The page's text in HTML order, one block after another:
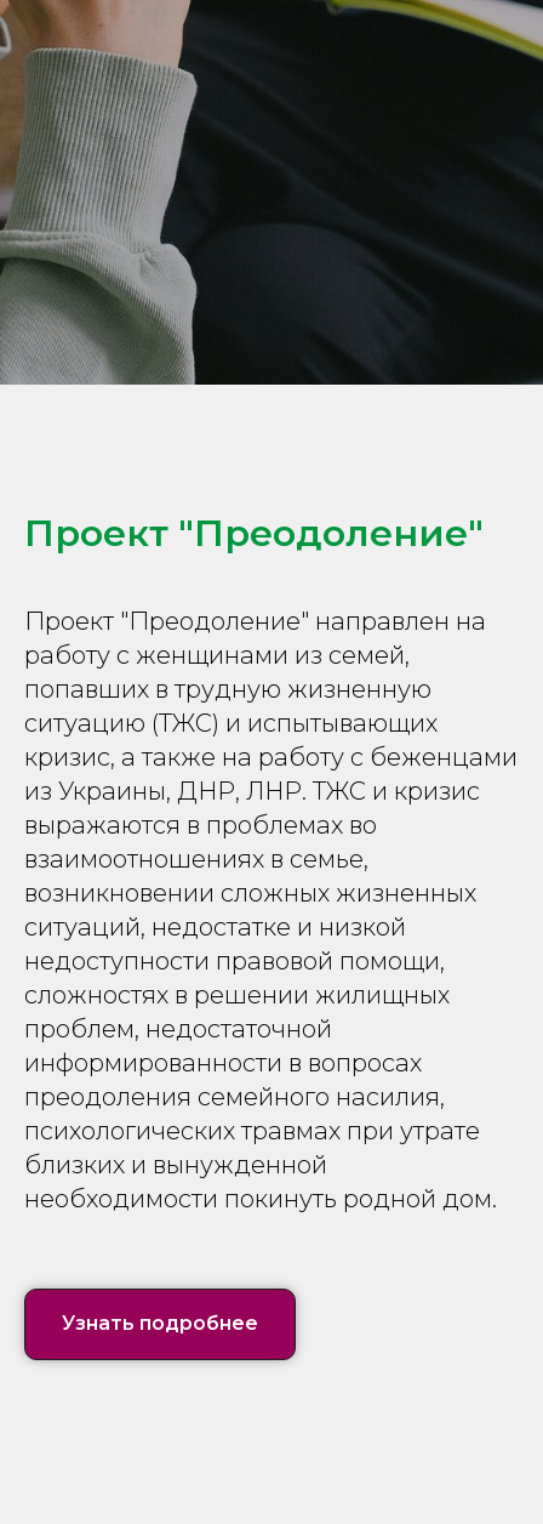
Проект "Преодоление"
Проект "Преодоление" направлен на
работу с женщинами из семей,
попавших в трудную жизненную
ситуацию (ТЖС) и испытывающих
кризис, а также на работу с беженцами
из Украины, ДНР, ЛНР. ТЖС и кризис
выражаются в проблемах во
взаимоотношениях в семье,
возникновении сложных жизненных
ситуаций, недостатке и низкой
недоступности правовой помощи,
сложностях в решении жилищных
проблем, недостаточной
информированности в вопросах
преодоления семейного насилия,
психологических травмах при утрате
близких и вынужденной
необходимости покинуть родной дом.
Узнать подробнее